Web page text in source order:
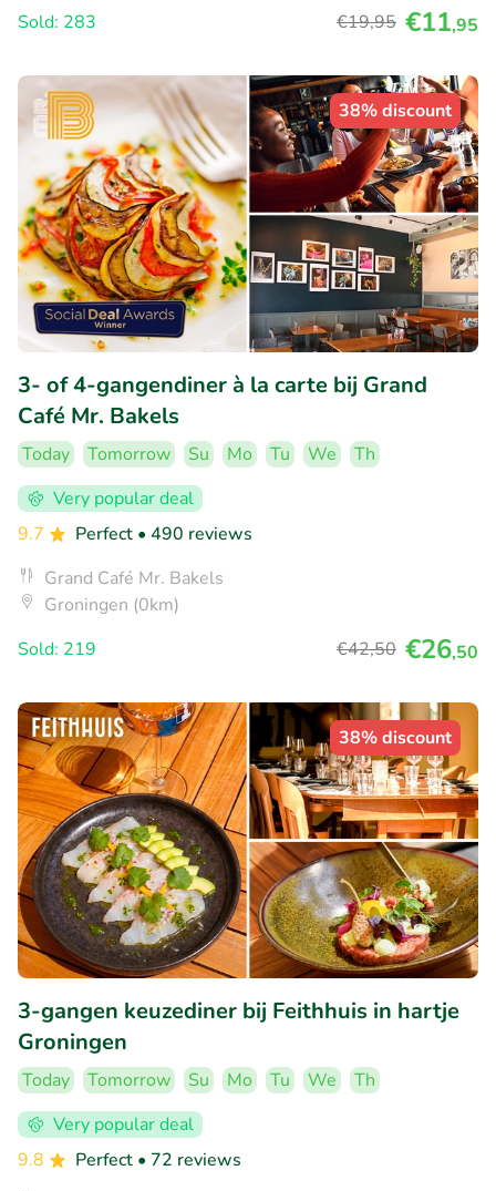
Sold: 283 €19,95 €11,95
38% discount
3- of 4-gangendiner à la carte bij Grand
Café Mr. Bakels
Today Tomorrow Su Mo Tu We
Th
Very popular deal
9.7
Perfect • 490 reviews
Grand Café Mr. Bakels
Groningen (0km)
Sold: 219
€42,50 €26,50
38% discount
3-gangen keuzediner bij Feithhuis in hartje
Groningen
Today Tomorrow Su Mo Tu We
Th
Very popular deal
9.8
Perfect • 72 reviews